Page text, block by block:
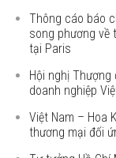
Thông cáo báo
song phương về
tại Paris
Hội nghị
doanh nghiệp
Việt Nam – Hoa
thương mại đối